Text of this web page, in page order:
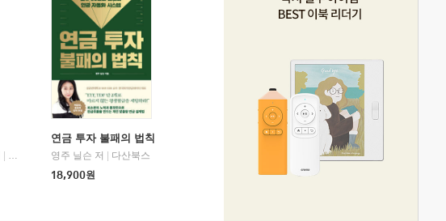
북다
연금 투자 불패의 법칙
영주 닐슨 저
다산북스
18,900원